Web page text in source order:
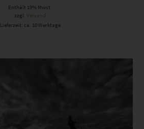
Enthält 19% Mwst.
zzgl.
Versand
Lieferzeit: ca. 10 Werktage
Dieses Produkt weist mehrere Varianten auf. Die Optionen können auf der Produktseite gewählt werden